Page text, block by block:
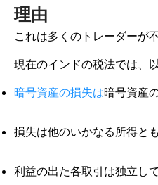
理由
これは多くのトレーダーが
現在のインドの税法では、
暗号資産の損失は暗号資産
損失は他のいかなる所得と
利益の出た各取引は独立し